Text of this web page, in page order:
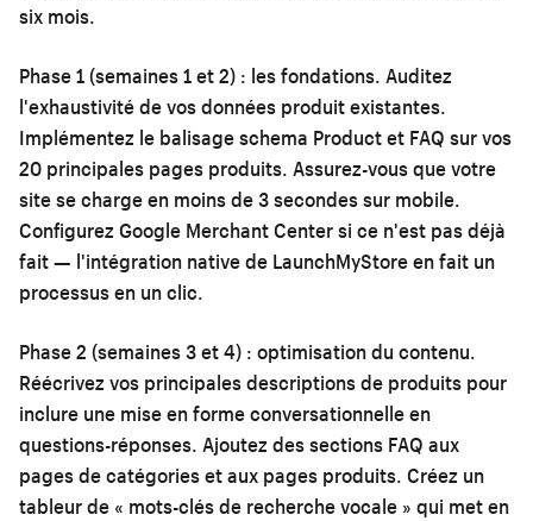
six mois.
Phase 1 (semaines 1 et 2) : les fondations. Auditez
l'exhaustivité de vos données produit existantes.
Implémentez le balisage schema Product et FAQ sur vos
20 principales pages produits. Assurez-vous que votre
site se charge en moins de 3 secondes sur mobile.
Configurez Google Merchant Center si ce n'est pas déjà
fait — l'intégration native de LaunchMyStore en fait un
processus en un clic.
Phase 2 (semaines 3 et 4) : optimisation du contenu.
Réécrivez vos principales descriptions de produits pour
inclure une mise en forme conversationnelle en
questions-réponses. Ajoutez des sections FAQ aux
pages de catégories et aux pages produits. Créez un
tableur de « mots-clés de recherche vocale » qui met en